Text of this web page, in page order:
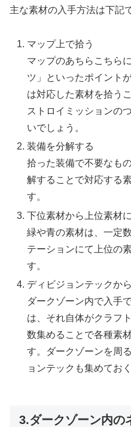
主な素材の入手方法は下記
マップ上で拾う
マップのあちらこちら
ツ」といったポイント
は対応した素材を拾う
ストロイミッションの
いでしょう。
装備を分解する
拾った装備で不要なも
解することで対応する
す。
下位素材から上位素材
緑や青の素材は、一定
テーションにて上位の
す。
ディビジョンテックか
ダークゾーン内で入手
は、それ自体がクラフ
数集めることで各種素
す。ダークゾーンを周
ョンテックも集めてお
3.ダークゾーン内の